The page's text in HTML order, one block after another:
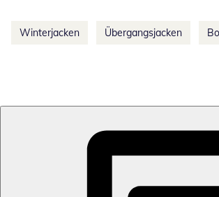
Winterjacken Übergangsjacken